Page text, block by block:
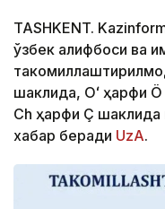
TASHKENT.
ўзбек алифбоси ва
шаклида, Oʻ ҳарфи
Ch ҳарфи Ç
хабар беради UzA.